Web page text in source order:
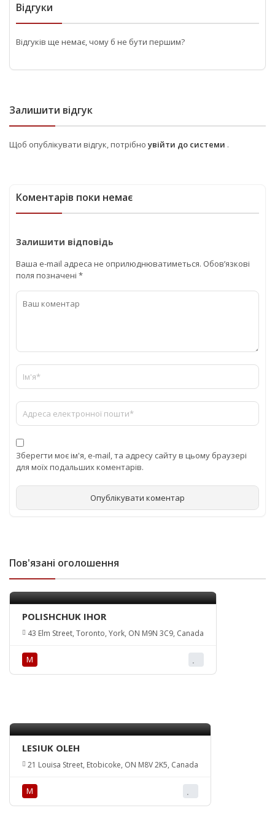
Відгуки
Відгуків ще немає, чому б не бути першим?
Залишити відгук
Щоб опублікувати відгук, потрібно увійти до системи .
Коментарів поки немає
Залишити відповідь
Ваша e-mail адреса не оприлюднюватиметься. Обов’язкові
поля позначені *
Зберегти моє ім'я, e-mail, та адресу сайту в цьому браузері
для моїх подальших коментарів.
Пов'язані оголошення
POLISHCHUK IHOR
43 Elm Street, Toronto, York, ON M9N 3C9, Canada
М
LESIUK OLEH
21 Louisa Street, Etobicoke, ON M8V 2K5, Canada
М